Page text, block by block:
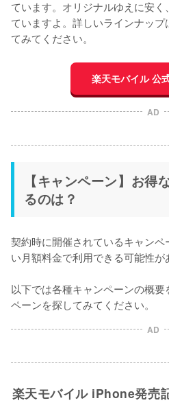
ています。オリジナルゆえに安
ていますよ。詳しいラインナッ
てみてください。
楽天モバイル 公
AD
【キャンペーン】お得
るのは？
契約時に開催されているキャン
い月額料金で利用できる可能性が
以下では各種キャンペーンの概
ペーンを探してみてください。
AD
楽天モバイル iPhone発売